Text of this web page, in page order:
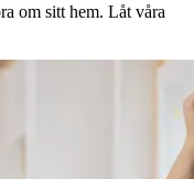
om sitt hem. Låt våra